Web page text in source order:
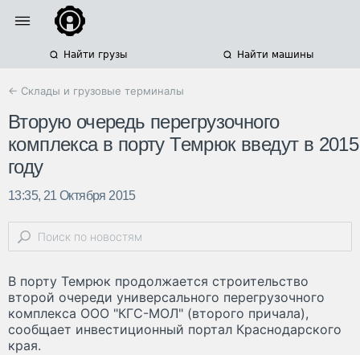
Найти грузы Найти машины
← Склады и грузовые терминалы
Вторую очередь перегрузочного
комплекса в порту Темрюк введут в 2015
году
13:35, 21 Октября 2015
В порту Темрюк продолжается строительство
второй очереди универсального перегрузочного
комплекса ООО "КГС-МОЛ" (второго причала),
сообщает инвестиционный портал Краснодарского
края.